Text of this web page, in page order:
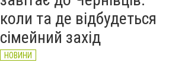
коли та де відбудеться
сімейний захід
НОВИНИ